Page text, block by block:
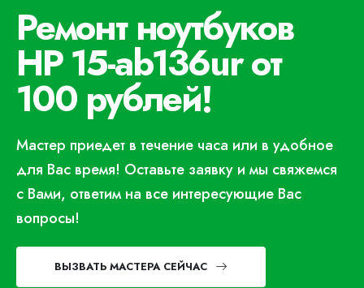
Ремонт ноутбуков
HP 15-ab136ur от
100 рублей!
Мастер приедет в течение часа или в удобное
для Вас время! Оставьте заявку и мы свяжемся
с Вами, ответим на все интересующие Вас
вопросы!
ВЫЗВАТЬ МАСТЕРА СЕЙЧАС